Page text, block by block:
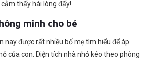
thấy hài lòng đấy!
minh cho bé
nay được rất nhiều bố mẹ tìm hiểu để áp
của con. Diện tích nhà nhỏ kéo theo phòng